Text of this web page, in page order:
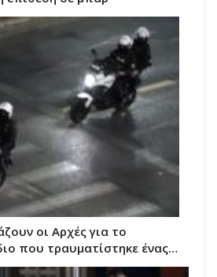
οι Αρχές για το
που τραυματίστηκε ένας…